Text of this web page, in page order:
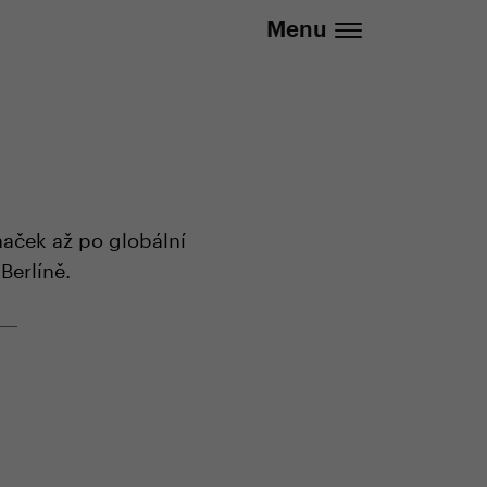
Menu
až po globální